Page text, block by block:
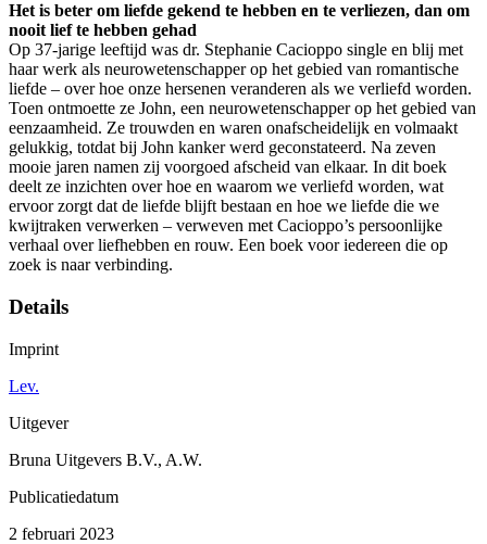
Het is beter om liefde gekend te hebben en te verliezen, dan om
nooit lief te hebben gehad
Op 37-jarige leeftijd was dr. Stephanie Cacioppo single en blij met
haar werk als neurowetenschapper op het gebied van romantische
liefde – over hoe onze hersenen veranderen als we verliefd worden.
Toen ontmoette ze John, een neurowetenschapper op het gebied van
eenzaamheid. Ze trouwden en waren onafscheidelijk en volmaakt
gelukkig, totdat bij John kanker werd geconstateerd. Na zeven
mooie jaren namen zij voorgoed afscheid van elkaar. In dit boek
deelt ze inzichten over hoe en waarom we verliefd worden, wat
ervoor zorgt dat de liefde blijft bestaan en hoe we liefde die we
kwijtraken verwerken – verweven met Cacioppo’s persoonlijke
verhaal over liefhebben en rouw. Een boek voor iedereen die op
zoek is naar verbinding.
Details
Imprint
Lev.
Uitgever
Bruna Uitgevers B.V., A.W.
Publicatiedatum
2 februari 2023